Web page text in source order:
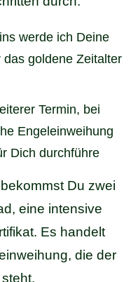
werde ich Deine
goldene Zeitalter
Termin, bei
Engeleinweihung
Dich durchführe
Du zwei
eine intensive
Es handelt
die der